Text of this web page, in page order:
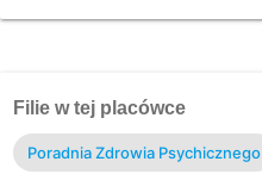
Filie w tej placówce
Poradnia Zdrowia Psychicznego